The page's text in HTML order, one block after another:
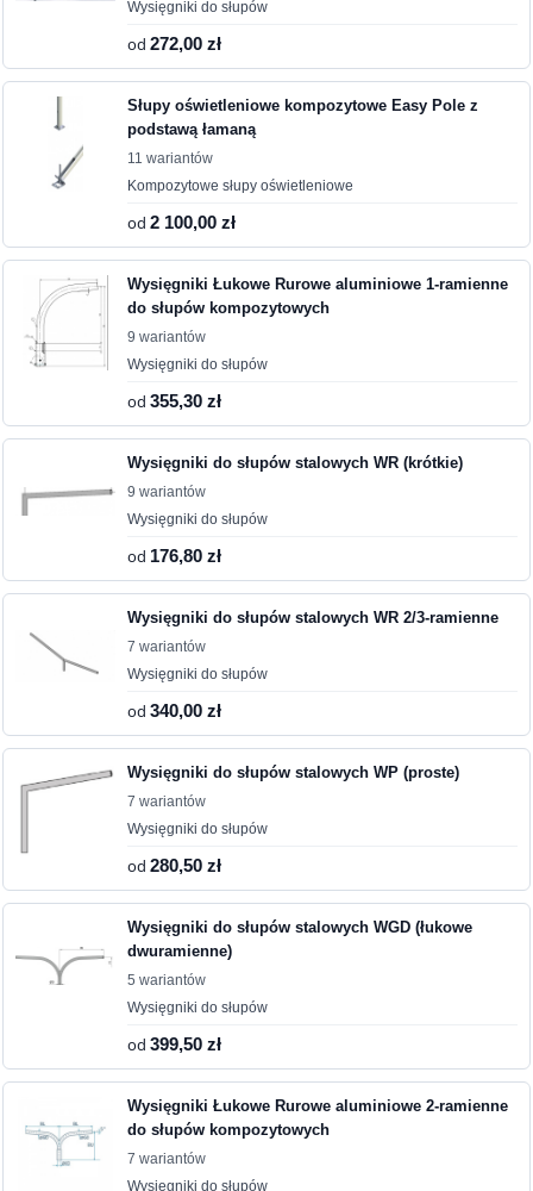
Wysięgniki do słupów
od272,00 zł
Słupy oświetleniowe kompozytowe Easy Pole z
podstawą łamaną
11 wariantów
Kompozytowe słupy oświetleniowe
od2 100,00 zł
Wysięgniki Łukowe Rurowe aluminiowe 1-ramienne
do słupów kompozytowych
9 wariantów
Wysięgniki do słupów
od355,30 zł
Wysięgniki do słupów stalowych WR (krótkie)
9 wariantów
Wysięgniki do słupów
od 176,80 zł
Wysięgniki do słupów stalowych WR 2/3-ramienne
7 wariantów
Wysięgniki do słupów
od340,00 zł
Wysięgniki do słupów stalowych WP (proste)
7 wariantów
Wysięgniki do słupów
od280,50 zł
Wysięgniki do słupów stalowych WGD (łukowe
dwuramienne)
5 wariantów
Wysięgniki do słupów
od399,50 zł
Wysięgniki Łukowe Rurowe aluminiowe 2-ramienne
do słupów kompozytowych
7 wariantów
Wysięgniki do słupów